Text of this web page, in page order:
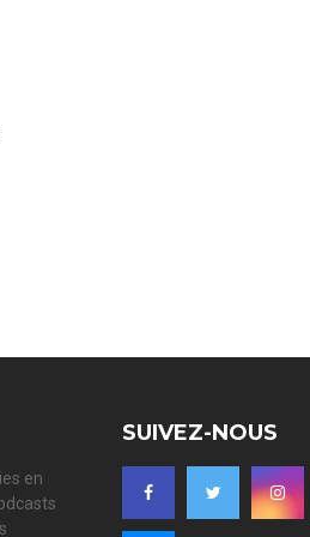
en
SUIVEZ-NOUS